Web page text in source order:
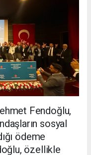
Fendoğlu,
sosyal
ödeme
özellikle